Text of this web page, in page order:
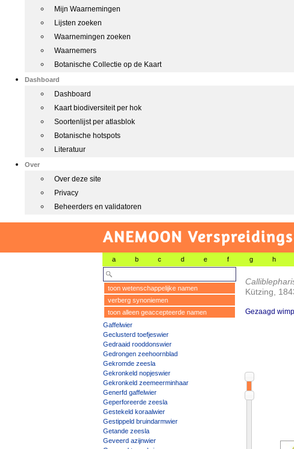
Mijn Waarnemingen
Lijsten zoeken
Waarnemingen zoeken
Waarnemers
Botanische Collectie op de Kaart
Dashboard
Dashboard
Kaart biodiversiteit per hok
Soortenlijst per atlasblok
Botanische hotspots
Literatuur
Over
Over deze site
Privacy
Beheerders en validatoren
ANEMOON
a b c d e f g h
toon wetenschappelijke namen
verberg synoniemen
toon alleen geaccepteerde namen
Gaffelwier
Geclusterd toefjeswier
Gedraaid rooddonswier
Gedrongen zeehoornblad
Gekromde zeesla
Gekronkeld nopjeswier
Gekronkeld zeemeerminhaar
Generfd gaffelwier
Geperforeerde zeesla
Gestekeld koraalwier
Gestippeld bruindarmwier
Getande zeesla
Geveerd azijnwier
Kützing,
Gezaagd